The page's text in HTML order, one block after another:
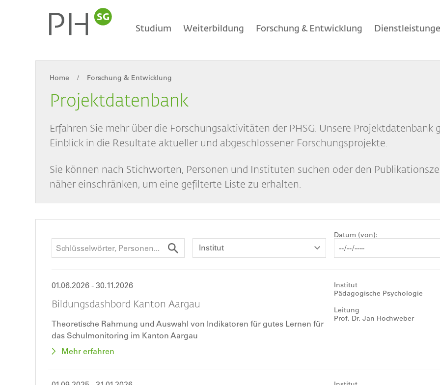
navigation
Studium Weiterbildung Forschung & Entwicklung
Breadcrumb
Home Forschung & Entwicklung
Projektdatenbank
Erfahren Sie mehr über die Forschungsaktivitäten der PHSG. Unsere Projektdatenbank
Einblick in die Resultate aktueller und abgeschlossener Forschungsprojekte.
Sie können nach Stichworten, Personen und Instituten suchen oder den
näher einschränken, um eine gefilterte Liste zu erhalten.
Institut
Datum (von)
01.06.2026 - 30.11.2026
Bildungsdashbord Kanton Aargau
Theoretische Rahmung und Auswahl von Indikatoren für gutes Lernen für
das Schulmonitoring im Kanton Aargau
Mehr erfahren
Institut
Pädagogische Psychologie
Leitung
Prof. Dr. Jan Hochweber